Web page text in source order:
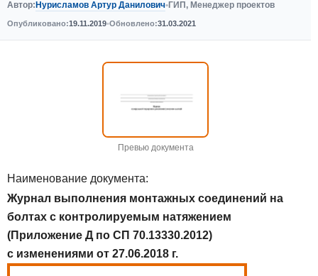
Автор:Нурисламов Артур Данилович•ГИП, Менеджер проектов
Опубликовано:19.11.2019•Обновлено:31.03.2021
Превью документа
Наименование документа:
Журнал выполнения монтажных соединений на
болтах с контролируемым натяжением
(Приложение Д по СП 70.13330.2012)
с изменениями от 27.06.2018 г.